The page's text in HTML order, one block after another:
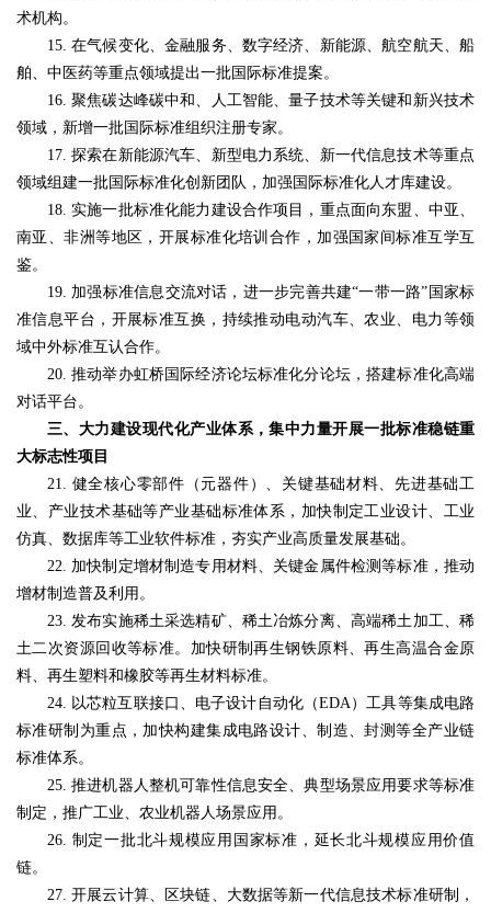
术机构。
15. 在气候变化、金融服务、数字经济、新能源、航空航天、船
舶、中医药等重点领域提出一批国际标准提案。
16. 聚焦碳达峰碳中和、人工智能、量子技术等关键和新兴技术
领域，新增一批国际标准组织注册专家。
17. 探索在新能源汽车、新型电力系统、新一代信息技术等重点
领域组建一批国际标准化创新团队，加强国际标准化人才库建设。
18. 实施一批标准化能力建设合作项目，重点面向东盟、中亚、
南亚、非洲等地区，开展标准化培训合作，加强国家间标准互学互
鉴。
19. 加强标准信息交流对话，进一步完善共建“一带一路”国家标
准信息平台，开展标准互换，持续推动电动汽车、农业、电力等领
域中外标准互认合作。
20. 推动举办虹桥国际经济论坛标准化分论坛，搭建标准化高端
对话平台。
三、大力建设现代化产业体系，集中力量开展一批标准稳链重
大标志性项目
21. 健全核心零部件（元器件）、关键基础材料、先进基础工
业、产业技术基础等产业基础标准体系，加快制定工业设计、工业
仿真、数据库等工业软件标准，夯实产业高质量发展基础。
22. 加快制定增材制造专用材料、关键金属件检测等标准，推动
增材制造普及利用。
23. 发布实施稀土采选精矿、稀土冶炼分离、高端稀土加工、稀
土二次资源回收等标准。加快研制再生钢铁原料、再生高温合金原
料、再生塑料和橡胶等再生材料标准。
24. 以芯粒互联接口、电子设计自动化（EDA）工具等集成电路
标准研制为重点，加快构建集成电路设计、制造、封测等全产业链
标准体系。
25. 推进机器人整机可靠性信息安全、典型场景应用要求等标准
制定，推广工业、农业机器人场景应用。
26. 制定一批北斗规模应用国家标准，延长北斗规模应用价值
链。
27. 开展云计算、区块链、大数据等新一代信息技术标准研制，